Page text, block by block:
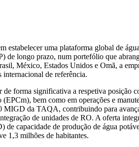
estabelecer uma plataforma global de
longo prazo, num portefólio que
México, Estados Unidos e Omã, a
internacional de referência.
forma significativa a respetiva posição
bem como em operações e
da TAQA, contribuindo para
de unidades de RO. A oferta
capacidade de produção de água
1,3 milhões de habitantes.